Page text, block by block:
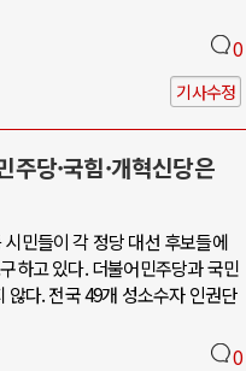
0
기사수정
당·국힘·개혁신당은
민들이 각 정당 대선 후보들에
하고 있다. 더불어민주당과 국민
다. 전국 49개 성소수자 인권단
0